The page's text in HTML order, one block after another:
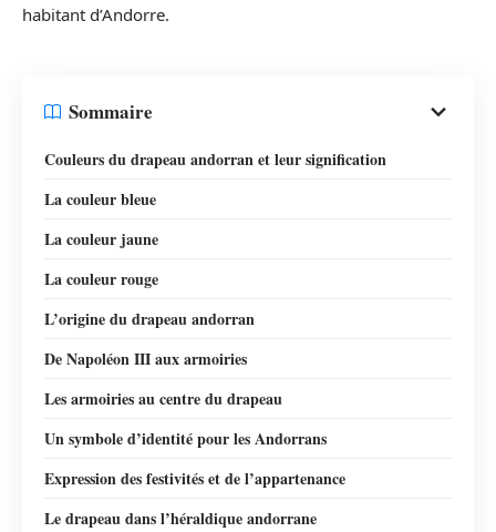
habitant d’Andorre.
Sommaire
Couleurs du drapeau andorran et leur signification
La couleur bleue
La couleur jaune
La couleur rouge
L’origine du drapeau andorran
De Napoléon III aux armoiries
Les armoiries au centre du drapeau
Un symbole d’identité pour les Andorrans
Expression des festivités et de l’appartenance
Le drapeau dans l’héraldique andorrane